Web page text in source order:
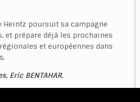
Heintz poursuit sa campagne
et prépare déjà les prochaines
et européennes dans
Eric BENTAHAR.